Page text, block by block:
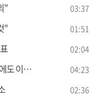
" 03:37
" 01:51
02:04
스의 맥] 04:23
02:36